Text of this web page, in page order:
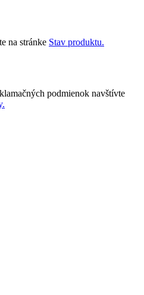
na stránke Stav produktu.
podmienok navštívte